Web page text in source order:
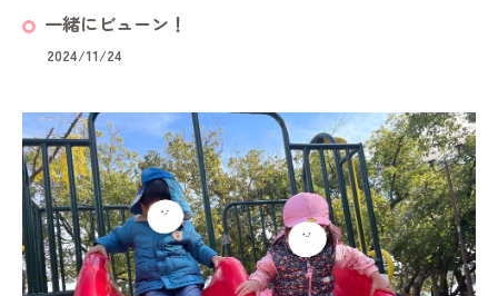
一緒にビューン！
2024/11/24